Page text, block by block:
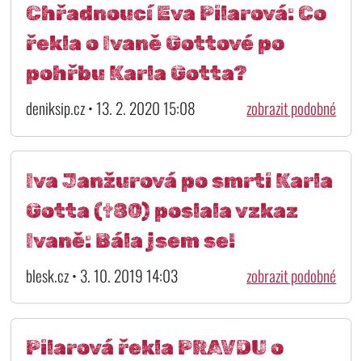
Chřadnoucí Eva Pilarová: Co
řekla o Ivaně Gottové po
pohřbu Karla Gotta?
deniksip.cz • 13. 2. 2020 15:08 zobrazit podobné
Iva Janžurová po smrti Karla
Gotta (†80) poslala vzkaz
Ivaně: Bála jsem se!
blesk.cz • 3. 10. 2019 14:03 zobrazit podobné
Pilarová řekla PRAVDU o